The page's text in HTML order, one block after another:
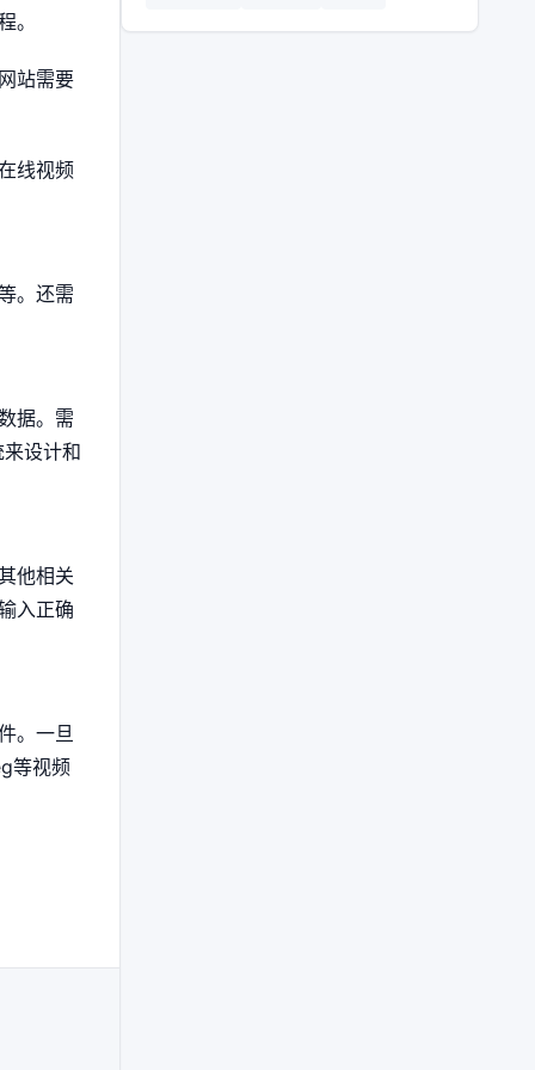
。
站需要
线视频
。还需
据。需
设计和
他相关
入正确
。一旦
等视频